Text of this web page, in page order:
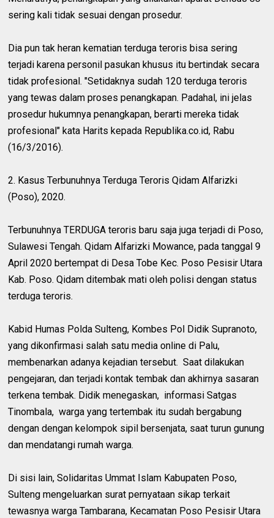
sering kali tidak sesuai dengan prosedur.
Dia pun tak heran kematian terduga teroris bisa sering
terjadi karena personil pasukan khusus itu bertindak secara
tidak profesional. "Setidaknya sudah 120 terduga teroris
yang tewas dalam proses penangkapan. Padahal, ini jelas
prosedur hukumnya penangkapan, berarti mereka tidak
profesional" kata Harits kepada Republika.co.id, Rabu
(16/3/2016).
2. Kasus Terbunuhnya Terduga Teroris Qidam Alfarizki
(Poso), 2020.
Terbunuhnya TERDUGA teroris baru saja juga terjadi di Poso,
Sulawesi Tengah. Qidam Alfarizki Mowance, pada tanggal 9
April 2020 bertempat di Desa Tobe Kec. Poso Pesisir Utara
Kab. Poso. Qidam ditembak mati oleh polisi dengan status
terduga teroris.
Kabid Humas Polda Sulteng, Kombes Pol Didik Supranoto,
yang dikonfirmasi salah satu media online di Palu,
membenarkan adanya kejadian tersebut. Saat dilakukan
pengejaran, dan terjadi kontak tembak dan akhirnya sasaran
terkena tembak. Didik menegaskan, informasi Satgas
Tinombala, warga yang tertembak itu sudah bergabung
dengan dengan kelompok sipil bersenjata, saat turun gunung
dan mendatangi rumah warga.
Di sisi lain, Solidaritas Ummat Islam Kabupaten Poso,
Sulteng mengeluarkan surat pernyataan sikap terkait
tewasnya warga Tambarana, Kecamatan Poso Pesisir Utara